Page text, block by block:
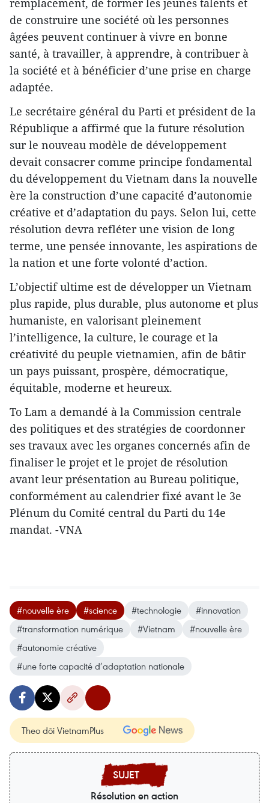
de construire une société où les personnes
âgées peuvent continuer à vivre en bonne
santé, à travailler, à apprendre, à contribuer à
la société et à bénéficier d’une prise en charge
adaptée.
Le secrétaire général du Parti et président de la
République a affirmé que la future résolution
sur le nouveau modèle de développement
devait consacrer comme principe fondamental
du développement du Vietnam dans la nouvelle
ère la construction d’une capacité d’autonomie
créative et d’adaptation du pays. Selon lui, cette
résolution devra refléter une vision de long
terme, une pensée innovante, les aspirations de
la nation et une forte volonté d’action.
L’objectif ultime est de développer un Vietnam
plus rapide, plus durable, plus autonome et plus
humaniste, en valorisant pleinement
l’intelligence, la culture, le courage et la
créativité du peuple vietnamien, afin de bâtir
un pays puissant, prospère, démocratique,
équitable, moderne et heureux.
To Lam a demandé à la Commission centrale
des politiques et des stratégies de coordonner
ses travaux avec les organes concernés afin de
finaliser le projet et le projet de résolution
avant leur présentation au Bureau politique,
conformément au calendrier fixé avant le 3e
Plénum du Comité central du Parti du 14e
mandat. -VNA
#nouvelle ère #science #technologie
#innovation
#transformation numérique
#Vietnam
#nouvelle ère
#autonomie créative
#une forte capacité d’adaptation nationale
Theo dõi VietnamPlus
Résolution en action